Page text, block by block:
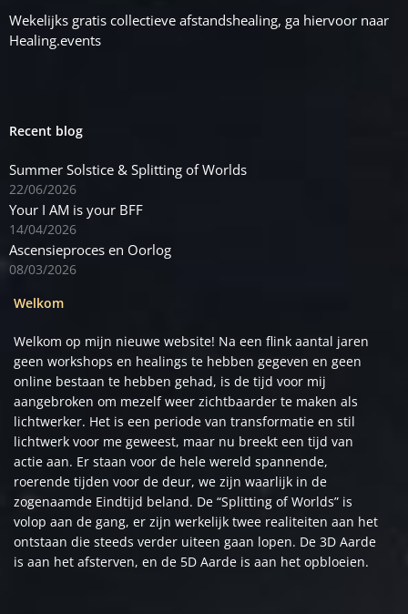
Wekelijks gratis collectieve afstandshealing, ga hiervoor naar
Healing.events
Recent blog
Summer Solstice & Splitting of Worlds
22/06/2026
Your I AM is your BFF
14/04/2026
Ascensieproces en Oorlog
08/03/2026
Welkom
Welkom op mijn nieuwe website! Na een flink aantal jaren
geen workshops en healings te hebben gegeven en geen
online bestaan te hebben gehad, is de tijd voor mij
aangebroken om mezelf weer zichtbaarder te maken als
lichtwerker. Het is een periode van transformatie en stil
lichtwerk voor me geweest, maar nu breekt een tijd van
actie aan. Er staan voor de hele wereld spannende,
roerende tijden voor de deur, we zijn waarlijk in de
zogenaamde Eindtijd beland. De “Splitting of Worlds” is
volop aan de gang, er zijn werkelijk twee realiteiten aan het
ontstaan die steeds verder uiteen gaan lopen. De 3D Aarde
is aan het afsterven, en de 5D Aarde is aan het opbloeien.